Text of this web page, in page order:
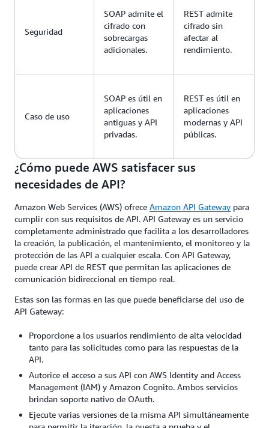
Seguridad
SOAP admite el
cifrado con
sobrecargas
adicionales.
REST admite
cifrado sin
afectar al
rendimiento.
Caso de uso
SOAP es útil en
aplicaciones
antiguas y API
privadas.
REST es útil en
aplicaciones
modernas y API
públicas.
¿Cómo puede AWS satisfacer sus
necesidades de API?
Amazon Web Services (AWS) ofrece Amazon API Gateway para
cumplir con sus requisitos de API. API Gateway es un servicio
completamente administrado que facilita a los desarrolladores
la creación, la publicación, el mantenimiento, el monitoreo y la
protección de las API a cualquier escala. Con API Gateway,
puede crear API de REST que permitan las aplicaciones de
comunicación bidireccional en tiempo real.
Estas son las formas en las que puede beneficiarse del uso de
API Gateway:
Proporcione a los usuarios rendimiento de alta velocidad
tanto para las solicitudes como para las respuestas de la
API.
Autorice el acceso a sus API con AWS Identity and Access
Management (IAM) y Amazon Cognito. Ambos servicios
brindan soporte nativo de OAuth.
Ejecute varias versiones de la misma API simultáneamente